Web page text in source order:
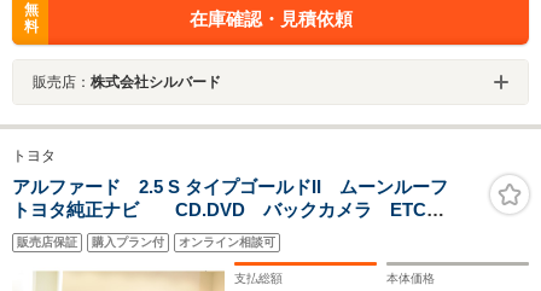
無
料
在庫確認・見積依頼
販売店： 株式会社シルバード
トヨタ
アルファード 2.5 S タイプゴールドII ムーンルーフ
トヨタ純正ナビ CD.DVD バックカメラ ETC
SUPERIORエアロLED付エアロ 新品20インチホイール
販売店保証 購入プラン付 オンライン相談可
支払総額 本体価格